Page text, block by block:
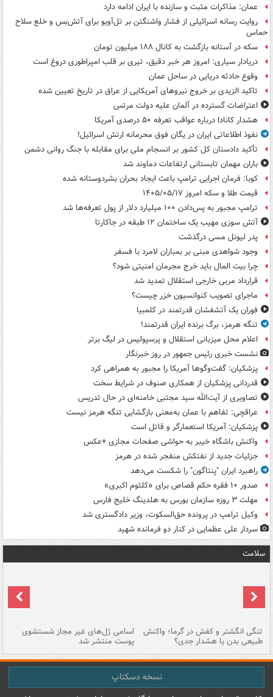
عمان: مذاکرات مثبت و سازنده با ایران ادامه دارد
روایت رسانه اسرائیلی از فشار واشنگتن بر تل‌آویو برای آتش‌بس و خلع سلاح
حماس
سکه در آستانه بازگشت به کانال ۱۸۸ میلیون تومان
دریادار سیاری: امروز هر خبر دقیق، تیری بر قلب امپراطوری دروغ است
وقوع حادثه دریایی در ساحل عمان
تاکید الزیدی بر خروج نیروهای آمریکایی از عراق در تاریخ تعیین شده
اعتراضات گسترده در آلمان علیه دولت مرتس
هشدار کانادا درباره عواقب تعرفه ۵۰ درصدی آمریکا
نفوذ اطلاعاتی ایران در یگان فوق محرمانه ارتش اسرائیل!
تأکید دادستان کل کشور بر انسجام ملی برای مقابله با جنگ روانی دشمن
باران مهمان تابستانی ارتفاعات دماوند شد
کوبا: فرمان اجرایی ترامپ باعث ایجاد بحران بشردوستانه شده
قیمت طلا و سکه امروز ۱۴۰۵/۰۵/۱۷
ترامپ مجبور به پس‌دادن ۱۰۰ میلیارد دلار از پول تعرفه‌ها شد
آتش سوزی مهیب یک ساختمان ۱۲ طبقه در جاکارتا
پدر لیونل مسی درگذشت
وجود شواهدی مبنی بر بمباران لامرد با فسفر
چرا بیت المال باید خرج مجرمان امنیتی شود؟
قرارداد مربی خارجی استقلال تمدید شد
ماجرای تصویب کنوانسیون خزر چیست؟
فوران یک آتشفشان قدرتمند در کلمبیا
تنگه هرمز، برگ برنده ایران قدرتمند!
اعلام محل میزبانی استقلال و پرسپولیس در لیگ برتر
نشست خبری رئیس جمهور در روز خبرنگار
پزشکیان: گفت‌وگوها آمریکا را مجبور به همراهی کرد
قدردانی پزشکیان از همکاری صنوف در شرایط سخت
تصاویری از آیت‌الله سید مجتبی خامنه‌ای در حال تدریس
عراقچی: تفاهم با عمان به‌معنی بازگشایی تنگه هرمز نیست
پزشکیان: آمریکا استعمارگر و قاتل است
واکنش باشگاه خیبر به حواشی صفحات مجازی +عکس
جزئیات جدید از نفتکش منفجر شده در هرمز
راهبرد ایران "پنتاگون" را شکست می‌دهد
صدور ۱۰ فقره حکم قصاص برای «کلثوم اکبری»
مهلت ۳ روزه سازمان بورس به هلدینگ خلیج فارس
وکیل ترامپ در پرونده حق‌السکوت، وزیر دادگستری شد
سردار علی عظمایی در کنار دو فرمانده شهید
سلامت
تنگی انگشتر و کفش در گرما؛ واکنش
طبیعی بدن یا هشدار جدی؟
اسامی ژل‌های غیر مجاز شستشوی
پوست منتشر شد
نسخه دسکتاپ